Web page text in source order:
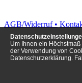
Um Ihnen ein
der Verwendung von
Datenschutzerklärung.
AGB/Widerruf •